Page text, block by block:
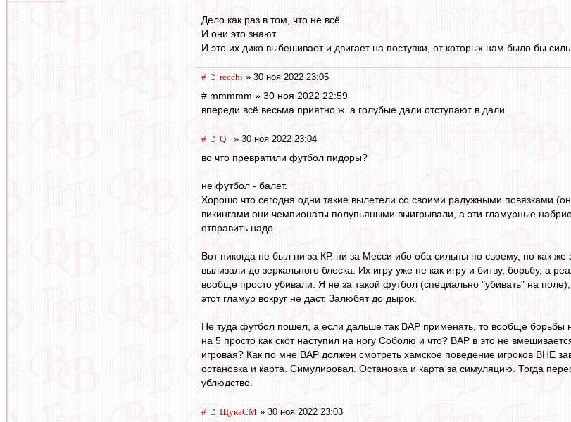
Дело как раз в том, что не всё
И они это знают
И это их дико выбешивает и двигает на поступки, от которых нам было бы
# recchi » 30 ноя 2022 23:05
# mmmmm » 30 ноя 2022 22:59
впереди всё весьма приятно ж. а голубые дали отступают в дали
# Q_ » 30 ноя 2022 23:04
во что превратили футбол пидоры?
не футбол - балет.
Хорошо что сегодня одни такие вылетели со своими радужными повязками
викингами они чемпионаты полупьяными выигрывали, а эти гламурные
отправить надо.
Вот никогда не был ни за КР, ни за Месси ибо оба сильны по своему, но как
вылизали до зеркального блеска. Их игру уже не как игру и битву, борьбу, а
вообще просто убивали. Я не за такой футбол (специально "убивать" на
этот гламур вокруг не даст. Залюбят до дырок.
Не туда футбол пошел, а если дальше так ВАР применять, то вообще борьбы
на 5 просто как скот наступил на ногу Соболю и что? ВАР в это не
игровая? Как по мне ВАР должен смотреть хамское поведение игроков ВНЕ
остановка и карта. Симулировал. Остановка и карта за симуляцию. Тогда
ублюдство.
# ЩукаСМ » 30 ноя 2022 23:03